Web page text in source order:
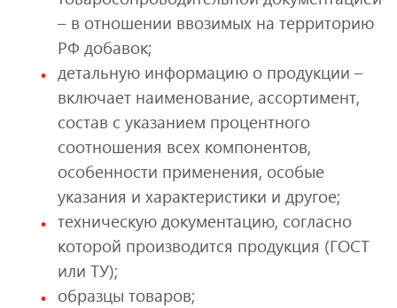
– в отношении ввозимых на территорию
РФ добавок;
детальную информацию о продукции –
включает наименование, ассортимент,
состав с указанием процентного
соотношения всех компонентов,
особенности применения, особые
указания и характеристики и другое;
техническую документацию, согласно
которой производится продукция (ГОСТ
или ТУ);
образцы товаров;